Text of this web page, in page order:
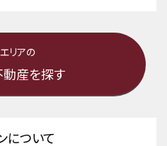
リアの
産を探す
について